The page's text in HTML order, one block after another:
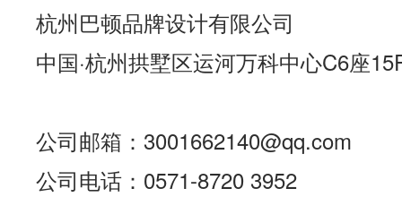
杭州巴顿品牌设计有限公司
中国·杭州拱墅区运河万科中心C6座
公司邮箱：3001662140@qq.com
公司电话：0571-8720 3952